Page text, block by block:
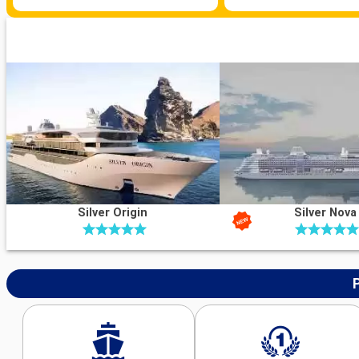
di architettura storica e contemporanea. Gli autobus e i taxi
Cosa visitare a Valencia
Valencia, dove passato e presente si intrecciano, vanta
visitare. La futuristica Cité des Arts et des Sciences è una
della cultura e della scienza. Il mercato centrale, un vero e proprio
buongustai, è uno dei più grandi d'Europa. La città vecchia, con
e la torre Miguelete, invita a fare un viaggio nel tempo. Meritano
anche il Jardin del Turia, un parco urbano unico nel suo genere, e
Belle Arti di Valencia, con le sue notevoli opere d'arte.
Cosa visitare nei dintorni
Nella periferia di Valencia ci sono molte cose da fare. La Albufera,
e le sue zone umide, è perfetta per scoprire la flora e la fauna.
tour e degustazioni. Xàtiva, con il suo castello ricco di storia, è
obbligata dell'entroterra valenciano.
Palma di Maiorca
Arrivo
08:00
Silver Origin Silver Nova